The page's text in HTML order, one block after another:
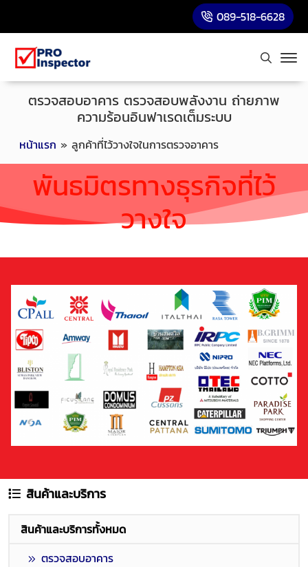
089-518-6628
หน้าแรก » ลูกค้าที่ไว้วางใจในการตรวจอาคาร
ตรวจสอบอาคาร ตรวจสอบพลังงาน ถ่ายภาพ
ความร้อนอินฟาเรดเต็มระบบ
พันธมิตรทางธุรกิจที่ไว้
วางใจ
สินค้าและบริการ
สินค้าและบริการทั้งหมด
ตรวจสอบอาคาร